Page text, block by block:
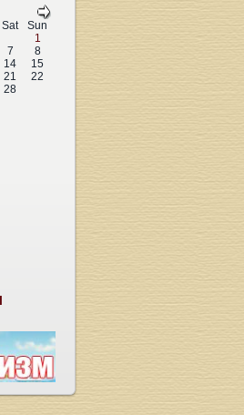
Sat
Sun
1
7
8
14
15
21
22
28